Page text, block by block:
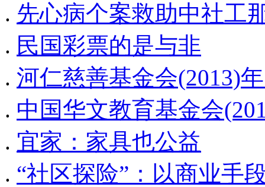
. 先心病个案救助中社工
. 民国彩票的是与非
. 河仁慈善基金会(2013)
. 中国华文教育基金会
. 宜家：家具也公益
. “社区探险”：以商业手